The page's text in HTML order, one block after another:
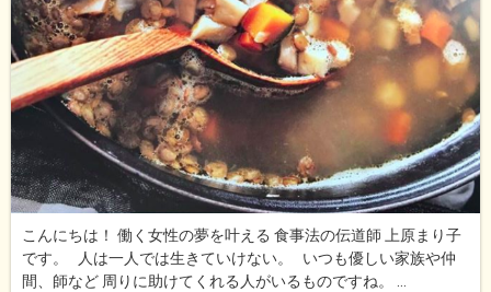
こんにちは！ 働く女性の夢を叶える 食事法の伝道師 上原まり子
です。 人は一人では生きていけない。 いつも優しい家族や仲
間、師など 周りに助けてくれる人がいるものですね。 …